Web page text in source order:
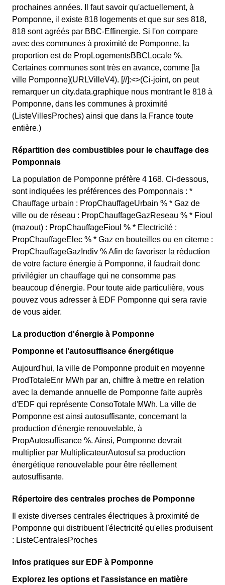
prochaines années. Il faut savoir qu'actuellement, à
Pomponne, il existe 818 logements et que sur ses 818,
818 sont agréés par BBC-Effinergie. Si l'on compare
avec des communes à proximité de Pomponne, la
proportion est de PropLogementsBBCLocale %.
Certaines communes sont très en avance, comme [la
ville Pomponne](URLVilleV4). [//]:<>(Ci-joint, on peut
remarquer un city.data.graphique nous montrant le 818 à
Pomponne, dans les communes à proximité
(ListeVillesProches) ainsi que dans la France toute
entière.)
Répartition des combustibles pour le chauffage des
Pomponnais
La population de Pomponne préfère 4 168. Ci-dessous,
sont indiquées les préférences des Pomponnais : *
Chauffage urbain : PropChauffageUrbain % * Gaz de
ville ou de réseau : PropChauffageGazReseau % * Fioul
(mazout) : PropChauffageFioul % * Electricité :
PropChauffageElec % * Gaz en bouteilles ou en citerne :
PropChauffageGazIndiv % Afin de favoriser la réduction
de votre facture énergie à Pomponne, il faudrait donc
privilégier un chauffage qui ne consomme pas
beaucoup d'énergie. Pour toute aide particulière, vous
pouvez vous adresser à EDF Pomponne qui sera ravie
de vous aider.
La production d'énergie à Pomponne
Pomponne et l'autosuffisance énergétique
Aujourd'hui, la ville de Pomponne produit en moyenne
ProdTotaleEnr MWh par an, chiffre à mettre en relation
avec la demande annuelle de Pomponne faite auprès
d'EDF qui représente ConsoTotale MWh. La ville de
Pomponne est ainsi autosuffisante, concernant la
production d'énergie renouvelable, à
PropAutosuffisance %. Ainsi, Pomponne devrait
multiplier par MultiplicateurAutosuf sa production
énergétique renouvelable pour être réellement
autosuffisante.
Répertoire des centrales proches de Pomponne
Il existe diverses centrales électriques à proximité de
Pomponne qui distribuent l'électricité qu'elles produisent
: ListeCentralesProches
Infos pratiques sur EDF à Pomponne
Explorez les options et l'assistance en matière